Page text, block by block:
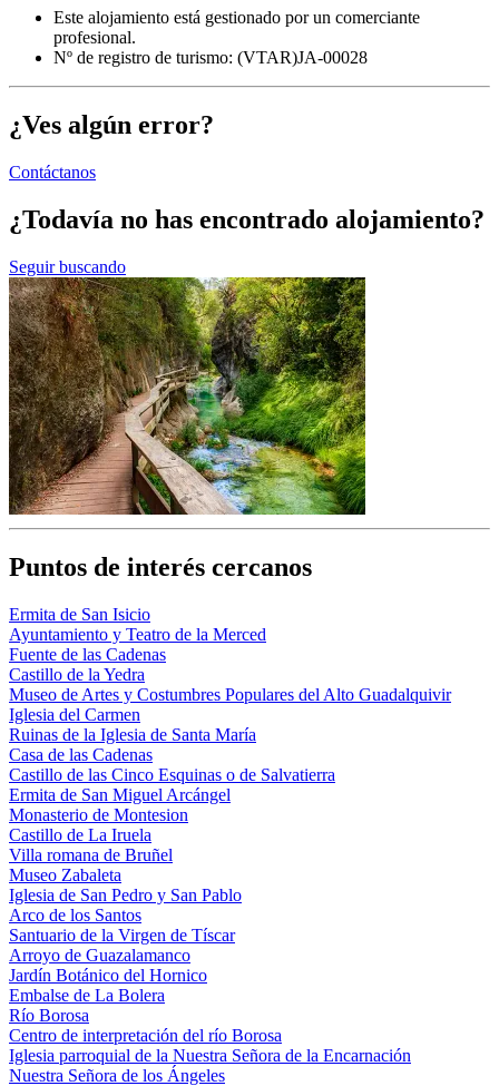
Este alojamiento está gestionado por un comerciante
profesional.
Nº de registro de turismo: (VTAR)JA-00028
¿Ves algún error?
Contáctanos
¿Todavía no has encontrado alojamiento?
Seguir buscando
Puntos de interés cercanos
Ermita de San Isicio
Ayuntamiento y Teatro de la Merced
Fuente de las Cadenas
Castillo de la Yedra
Museo de Artes y Costumbres Populares del Alto Guadalquivir
Iglesia del Carmen
Ruinas de la Iglesia de Santa María
Casa de las Cadenas
Castillo de las Cinco Esquinas o de Salvatierra
Ermita de San Miguel Arcángel
Monasterio de Montesion
Castillo de La Iruela
Villa romana de Bruñel
Museo Zabaleta
Iglesia de San Pedro y San Pablo
Arco de los Santos
Santuario de la Virgen de Tíscar
Arroyo de Guazalamanco
Jardín Botánico del Hornico
Embalse de La Bolera
Río Borosa
Centro de interpretación del río Borosa
Iglesia parroquial de la Nuestra Señora de la Encarnación
Nuestra Señora de los Ángeles